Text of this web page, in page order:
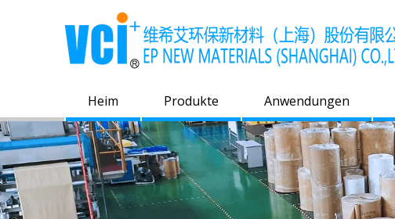
Heim Produkte Anwendungen